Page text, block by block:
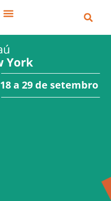
18 a 29 de setembro